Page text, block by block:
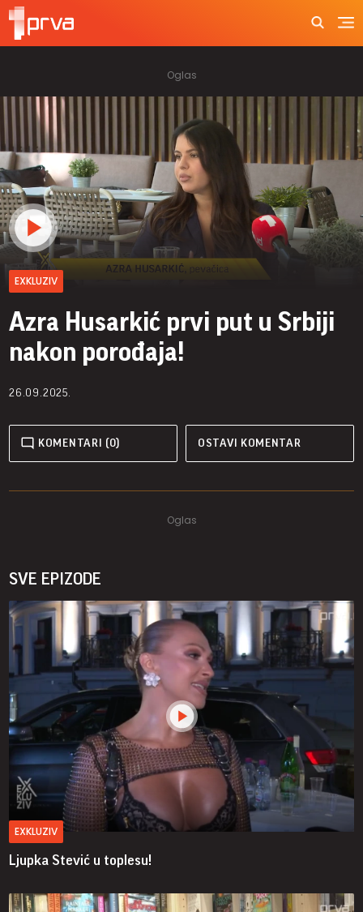
EXKLUZIV
Azra Husarkić prvi put u Srbiji
nakon porođaja!
26.09.2025.
KOMENTARI (0) OSTAVI KOMENTAR
SVE EPIZODE
EXKLUZIV
Ljupka Stević u toplesu!